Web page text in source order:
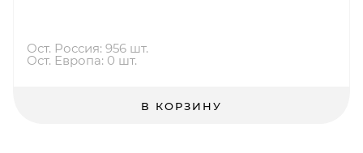
Ост. Россия: 956 шт.
Ост. Европа: 0 шт.
В КОРЗИНУ